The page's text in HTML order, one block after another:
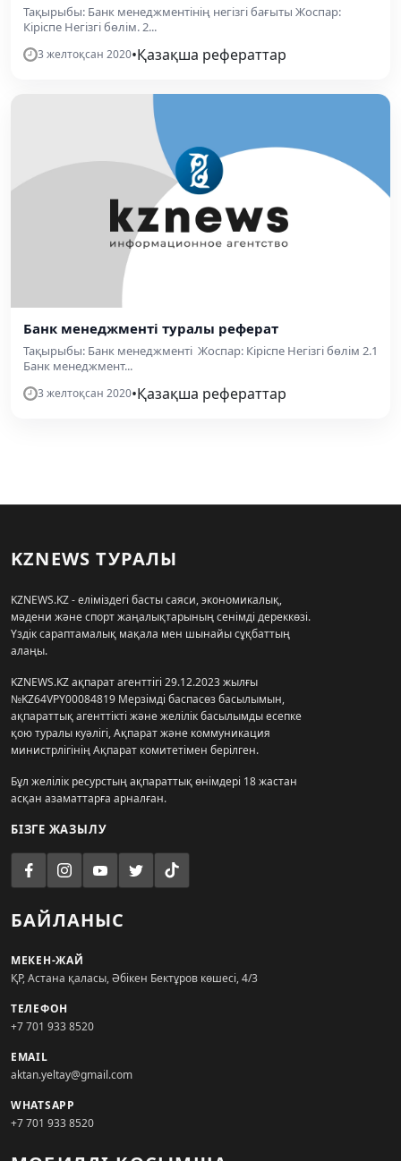
Тақырыбы: Банк менеджментінің негізгі бағыты Жоспар:
Кіріспе Негізгі бөлім. 2...
3 желтоқсан 2020•Қазақша рефераттар
Банк менеджменті туралы реферат
Тақырыбы: Банк менеджменті Жоспар: Кіріспе Негізгі бөлім 2.1
Банк менеджмент...
3 желтоқсан 2020•Қазақша рефераттар
KZNEWS ТУРАЛЫ
KZNEWS.KZ - еліміздегі басты саяси, экономикалық,
мәдени және спорт жаңалықтарының сенімді дереккөзі.
Үздік сараптамалық мақала мен шынайы сұқбаттың
алаңы.
KZNEWS.KZ ақпарат агенттігі 29.12.2023 жылғы
№KZ64VPY00084819 Мерзімді баспасөз басылымын,
ақпараттық агенттікті және желілік басылымды есепке
қою туралы куәлігі, Ақпарат және коммуникация
министрлігінің Ақпарат комитетімен берілген.
Бұл желілік ресурстың ақпараттық өнімдері 18 жастан
асқан азаматтарға арналған.
БІЗГЕ ЖАЗЫЛУ
БАЙЛАНЫС
МЕКЕН-ЖАЙ
ҚР, Астана қаласы, Әбікен Бектұров көшесі, 4/3
ТЕЛЕФОН
+7 701 933 8520
EMAIL
aktan.yeltay@gmail.com
WHATSAPP
+7 701 933 8520